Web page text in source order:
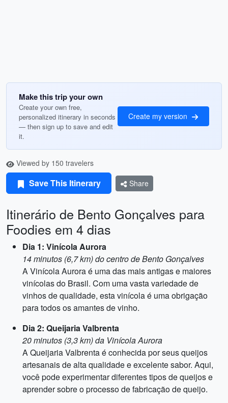
Make this trip your own
Create your own free,
personalized itinerary in seconds
— then sign up to save and edit
it.
Create my version
Viewed by 150 travelers
Save This Itinerary Share
Itinerário de Bento Gonçalves para
Foodies em 4 dias
Dia 1: Vinícola Aurora
14 minutos (6,7 km) do centro de Bento Gonçalves
A Vinícola Aurora é uma das mais antigas e maiores
vinícolas do Brasil. Com uma vasta variedade de
vinhos de qualidade, esta vinícola é uma obrigação
para todos os amantes de vinho.
Dia 2: Queijaria Valbrenta
20 minutos (3,3 km) da Vinícola Aurora
A Queijaria Valbrenta é conhecida por seus queijos
artesanais de alta qualidade e excelente sabor. Aqui,
você pode experimentar diferentes tipos de queijos e
aprender sobre o processo de fabricação de queijo.